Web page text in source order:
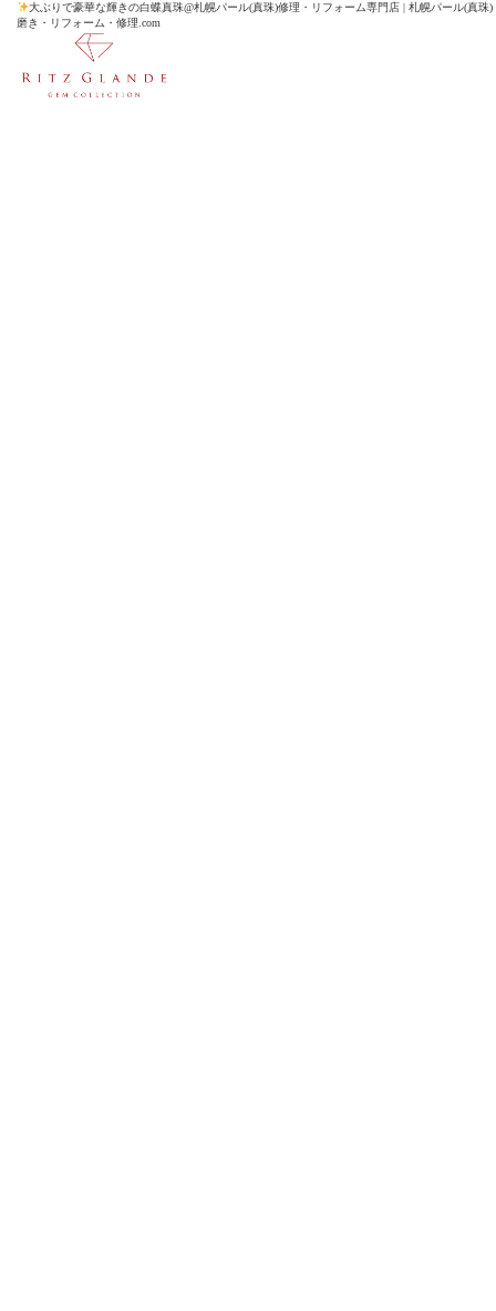
大ぶりで豪華な輝きの白蝶真珠@札幌パール(真珠)修理・リフォーム専門店 | 札幌パール(真珠)
磨き・リフォーム・修理.com